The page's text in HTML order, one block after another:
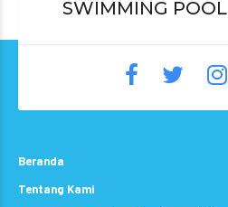
SWIMMING POOL
Beranda
Tentang Kami